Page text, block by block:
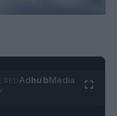
AdhubMedia